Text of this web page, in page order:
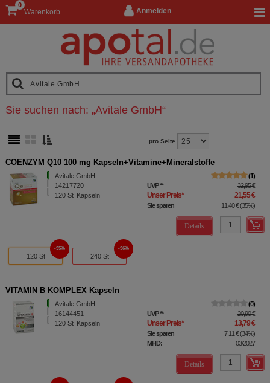
Anmelden
Warenkorb
0
Sie suchen nach: „Avitale GmbH“
pro Seite
COENZYM Q10 100 mg Kapseln+Vitamine+Mineralstoffe
Avitale GmbH
14217720
120 St Kapseln
1
UVP** 32,95 €
Unser Preis* 21,55 €
Sie sparen 11,40 €(35%)
Details
120 St
35%
240 St
36%
VITAMIN B KOMPLEX Kapseln
Avitale GmbH
16144451
120 St Kapseln
0
UVP** 20,90 €
Unser Preis* 13,79 €
Sie sparen 7,11 €(34%)
MHD:
03/2027
Details